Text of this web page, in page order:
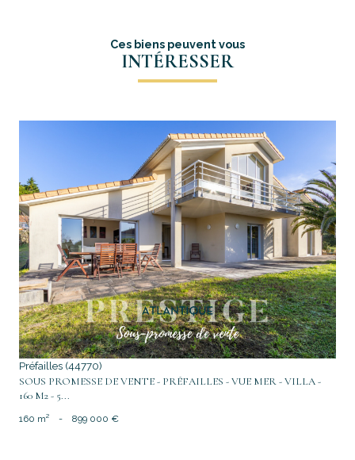
Ces biens peuvent vous
INTÉRESSER
voir le bien
Préfailles (44770)
SOUS PROMESSE DE VENTE - PRÉFAILLES - VUE MER - VILLA -
160 M2 - 5...
160 m² - 899 000 €